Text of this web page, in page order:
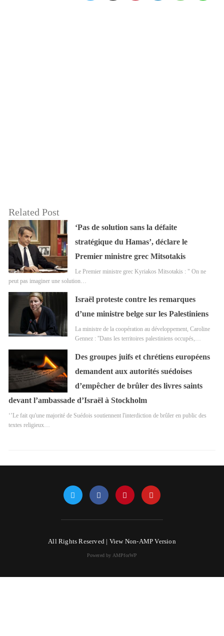
Related Post
‘Pas de solution sans la défaite
stratégique du Hamas’, déclare le
Premier ministre grec Mitsotakis
Le Premier ministre grec Kyriakos Mitsotakis : " On ne
peut pas imaginer une solution…
Israël proteste contre les remarques
d’une ministre belge sur les Palestiniens
La ministre de la coopération au développement, Caroline
Gennez : ''Dans les territoires palestiniens occupés,…
Des groupes juifs et chrétiens européens
demandent aux autorités suédoises
d’empêcher de brûler des livres saints
devant l’ambassade d’Israël à Stockholm
‘’Le fait qu'une majorité de Suédois soutiennent l'interdiction de brûler en public des
textes religieux…
All Rights Reserved | View Non-AMP Version
Powered by AMPforWP